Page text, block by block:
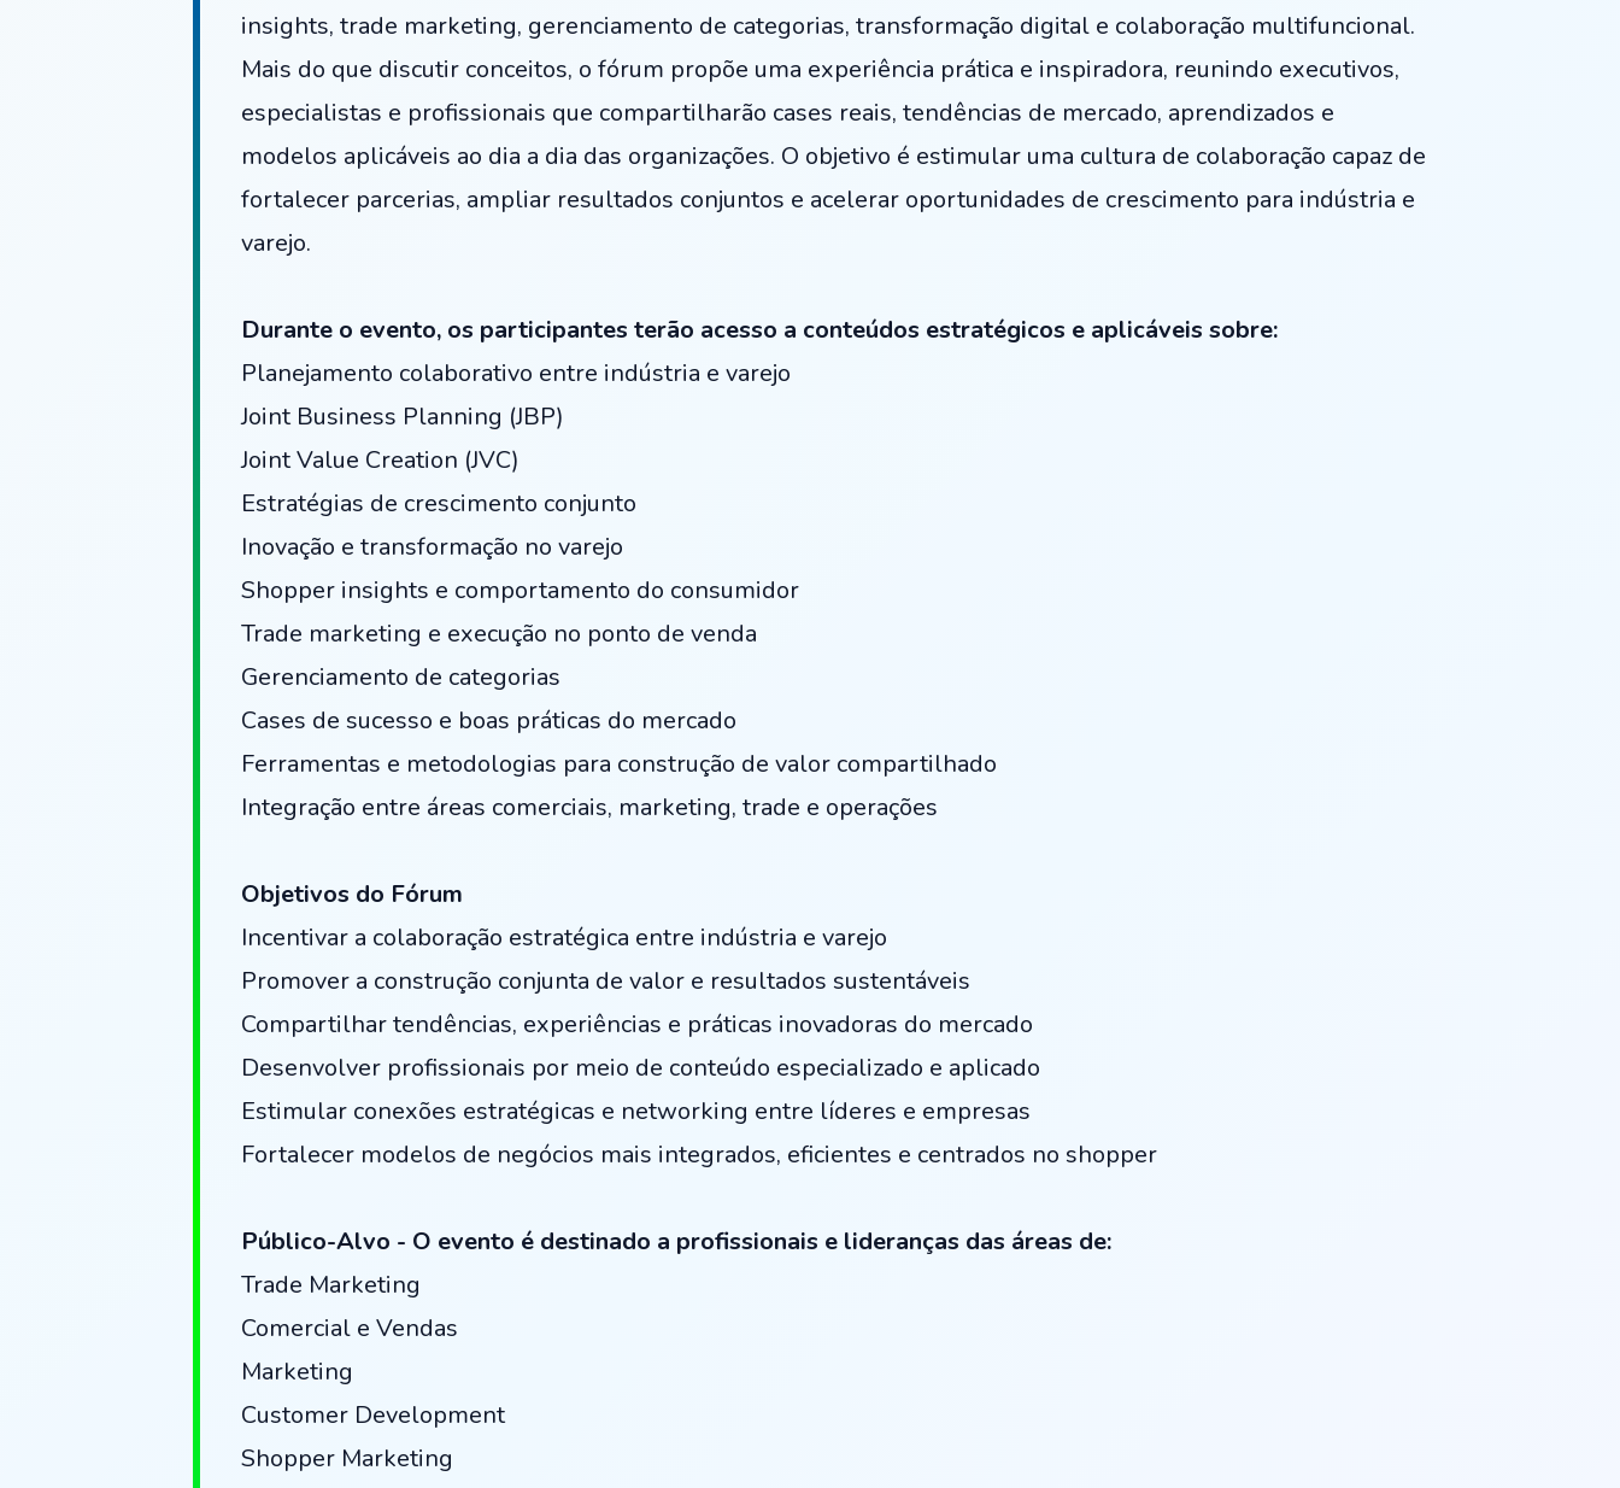
insights, trade marketing, gerenciamento de categorias, transformação digital e colaboração multifuncional.
Mais do que discutir conceitos, o fórum propõe uma experiência prática e inspiradora, reunindo executivos,
especialistas e profissionais que compartilharão cases reais, tendências de mercado, aprendizados e
modelos aplicáveis ao dia a dia das organizações. O objetivo é estimular uma cultura de colaboração capaz de
fortalecer parcerias, ampliar resultados conjuntos e acelerar oportunidades de crescimento para indústria e
varejo.
Durante o evento, os participantes terão acesso a conteúdos estratégicos e aplicáveis sobre:
Planejamento colaborativo entre indústria e varejo
Joint Business Planning (JBP)
Joint Value Creation (JVC)
Estratégias de crescimento conjunto
Inovação e transformação no varejo
Shopper insights e comportamento do consumidor
Trade marketing e execução no ponto de venda
Gerenciamento de categorias
Cases de sucesso e boas práticas do mercado
Ferramentas e metodologias para construção de valor compartilhado
Integração entre áreas comerciais, marketing, trade e operações
Objetivos do Fórum
Incentivar a colaboração estratégica entre indústria e varejo
Promover a construção conjunta de valor e resultados sustentáveis
Compartilhar tendências, experiências e práticas inovadoras do mercado
Desenvolver profissionais por meio de conteúdo especializado e aplicado
Estimular conexões estratégicas e networking entre líderes e empresas
Fortalecer modelos de negócios mais integrados, eficientes e centrados no shopper
Público-Alvo - O evento é destinado a profissionais e lideranças das áreas de:
Trade Marketing
Comercial e Vendas
Marketing
Customer Development
Shopper Marketing